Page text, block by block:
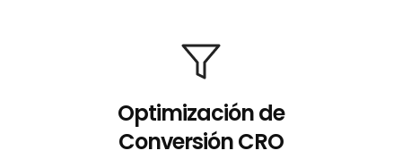
Optimización de
Conversión CRO